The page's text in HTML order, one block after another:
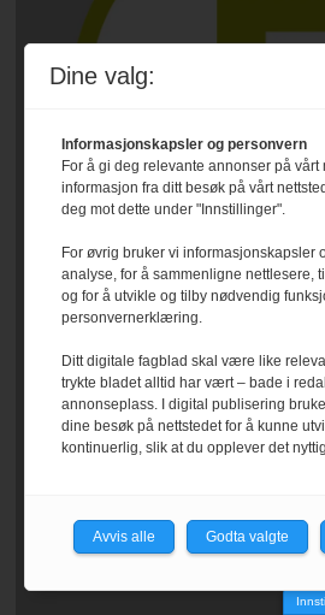
Dine valg:
Informasjonskapsler og personvern
For å gi deg relevante annonser på vårt
informasjon fra ditt besøk på vårt
deg mot dette under "Innstillinger".
For øvrig bruker vi informasjonskapsler
analyse, for å sammenligne nettlesere,
og for å utvikle og tilby nødvendig
personvernerklæring.
Ditt digitale fagblad skal være like
trykte bladet alltid har vært – bade i
annonseplass. I digital publisering
dine besøk på nettstedet for å kunne
kontinuerlig, slik at du opplever det
Avvis alle Godta valgte